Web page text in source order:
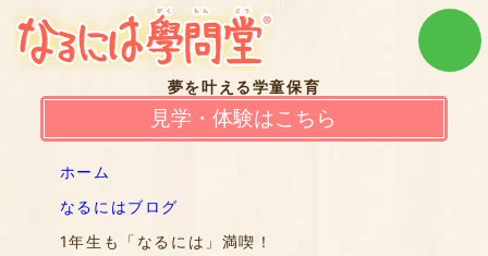
夢を叶える学童保育
見学・体験はこちら
ホーム
なるにはブログ
1年生も「なるには」満喫！